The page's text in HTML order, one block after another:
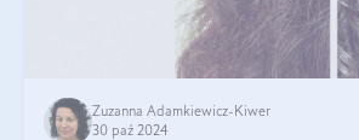
Zuzanna Adamkiewicz-Kiwer
30 paź 2024